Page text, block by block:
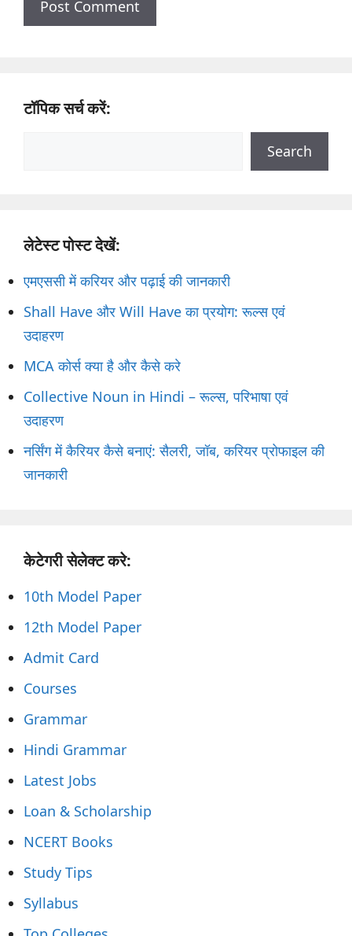
टॉपिक सर्च करें:
Search
लेटेस्ट पोस्ट देखें:
एमएससी में करियर और पढ़ाई की जानकारी
Shall Have और Will Have का प्रयोग: रूल्स एवं
उदाहरण
MCA कोर्स क्या है और कैसे करे
Collective Noun in Hindi – रूल्स, परिभाषा एवं
उदाहरण
नर्सिंग में कैरियर कैसे बनाएं: सैलरी, जॉब, करियर प्रोफाइल की
जानकारी
केटेगरी सेलेक्ट करे:
10th Model Paper
12th Model Paper
Admit Card
Courses
Grammar
Hindi Grammar
Latest Jobs
Loan & Scholarship
NCERT Books
Study Tips
Syllabus